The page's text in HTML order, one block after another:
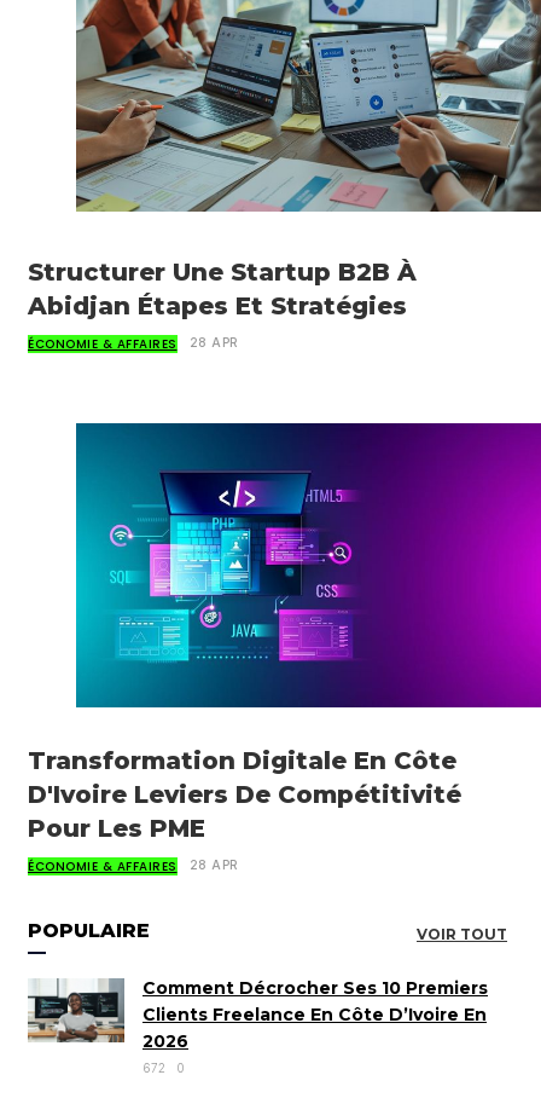
Structurer Une Startup B2B À
Abidjan Étapes Et Stratégies
ÉCONOMIE & AFFAIRES 28 APR
Transformation Digitale En Côte
D'Ivoire Leviers De Compétitivité
Pour Les PME
ÉCONOMIE & AFFAIRES 28 APR
POPULAIRE VOIR TOUT
Comment Décrocher Ses 10 Premiers
Clients Freelance En Côte D’Ivoire En
2026
672 0